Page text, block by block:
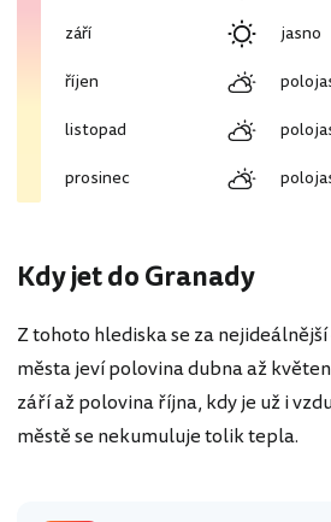
září
jasno
říjen
listopad
prosinec
Kdy jet do Granady
Z tohoto hlediska se za
města jeví polovina dubna až
září až polovina října, kdy je už i
městě se nekumuluje tolik tepla.